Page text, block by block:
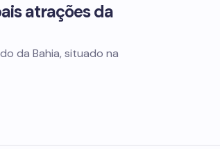
atrações da
da Bahia, situado na